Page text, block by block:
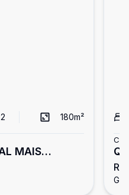
2 180m²
MAIS
SENDO UMA
-